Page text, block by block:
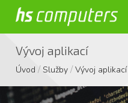
Vývoj aplikací
Úvod /Služby /Vývoj aplikací